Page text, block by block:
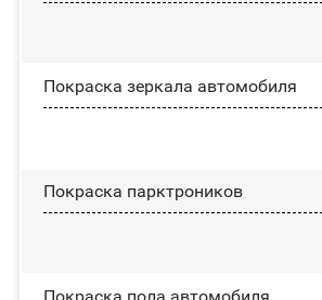
Покраска зеркала автомобиля
Покраска парктроников